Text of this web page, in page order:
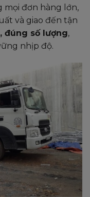
mọi đơn hàng lớn,
và giao đến tận
đúng số lượng,
nhịp độ.